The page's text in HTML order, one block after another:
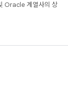
Oracle 계열사의 상